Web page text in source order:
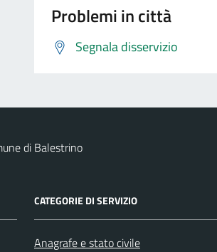
Problemi in città
Segnala disservizio
di Balestrino
CATEGORIE DI SERVIZIO
Anagrafe e stato civile